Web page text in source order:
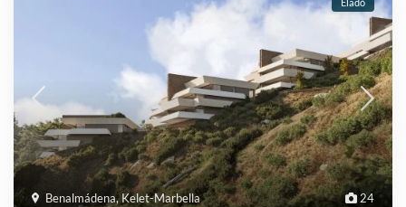
24
Benalmádena,Kelet-Marbella